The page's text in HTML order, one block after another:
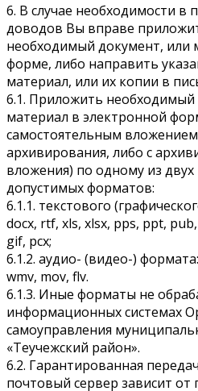
6. В случае необходимости в
доводов Вы вправе
необходимый документ, или
форме, либо направить
материал, или их копии в
6.1. Приложить необходимый
материал в электронной
самостоятельным
архивирования, либо с
вложения) по одному из
допустимых форматов:
6.1.1. текстового
docx, rtf, xls, xlsx, pps, ppt,
gif, pcx;
6.1.2. аудио- (видео-)
wmv, mov, flv.
6.1.3. Иные форматы не
информационных системах
самоуправления
«Теучежский район».
6.2. Гарантированная
почтовый сервер зависит от